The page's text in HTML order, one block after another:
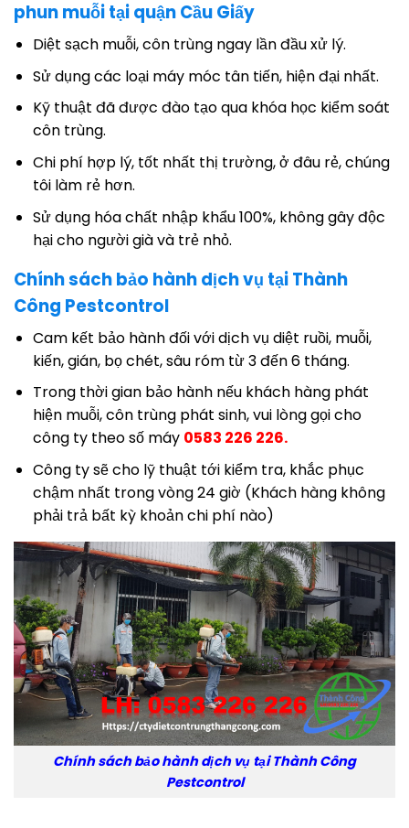
phun muỗi tại quận Cầu Giấy
Diệt sạch muỗi, côn trùng ngay lần đầu xử lý.
Sử dụng các loại máy móc tân tiến, hiện đại nhất.
Kỹ thuật đã được đào tạo qua khóa học kiểm soát
côn trùng.
Chi phí hợp lý, tốt nhất thị trường, ở đâu rẻ, chúng
tôi làm rẻ hơn.
Sử dụng hóa chất nhập khẩu 100%, không gây độc
hại cho người già và trẻ nhỏ.
Chính sách bảo hành dịch vụ tại Thành
Công Pestcontrol
Cam kết bảo hành đối với dịch vụ diệt ruồi, muỗi,
kiến, gián, bọ chét, sâu róm từ 3 đến 6 tháng.
Trong thời gian bảo hành nếu khách hàng phát
hiện muỗi, côn trùng phát sinh, vui lòng gọi cho
công ty theo số máy 0583 226 226.
Công ty sẽ cho lỹ thuật tới kiểm tra, khắc phục
chậm nhất trong vòng 24 giờ (Khách hàng không
phải trả bất kỳ khoản chi phí nào)
Chính sách bảo hành dịch vụ tại Thành Công
Pestcontrol